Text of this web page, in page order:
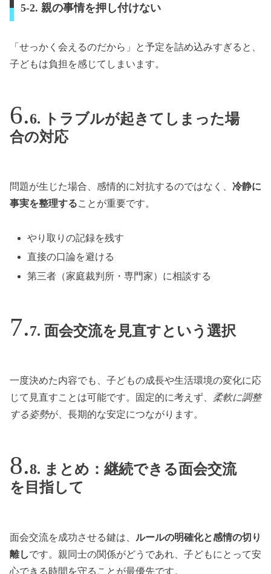
5-2. 親の事情を押し付けない
「せっかく会えるのだから」と予定を詰め込みすぎると、
子どもは負担を感じてしまいます。
6. トラブルが起きてしまった場
合の対応
問題が生じた場合、感情的に対抗するのではなく、 冷静に
事実を整理することが重要です。
やり取りの記録を残す
直接の口論を避ける
第三者（家庭裁判所・専門家）に相談する
7. 面会交流を見直すという選択
一度決めた内容でも、子どもの成長や生活環境の変化に応
じて見直すことは可能です。固定的に考えず、 柔軟に調整
する姿勢が、長期的な安定につながります。
8. まとめ：継続できる面会交流
を目指して
面会交流を成功させる鍵は、 ルールの明確化と感情の切り
離しです。親同士の関係がどうであれ、子どもにとって安
心できる時間を守ることが最優先です。